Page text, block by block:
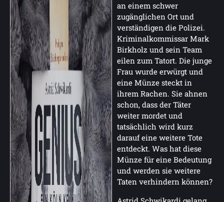
an einem schwer
zugänglichen Ort und
verständigen die Polizei.
Kriminalkommissar Mark
Birkholz und sein Team
eilen zum Tatort. Die junge
Frau wurde erwürgt und
eine Münze steckt in
ihrem Rachen. Sie ahnen
schon, dass der Täter
weiter mordet und
tatsächlich wird kurz
darauf eine weitere Tote
entdeckt. Was hat diese
Münze für eine Bedeutung
und werden sie weitere
Taten verhindern können?